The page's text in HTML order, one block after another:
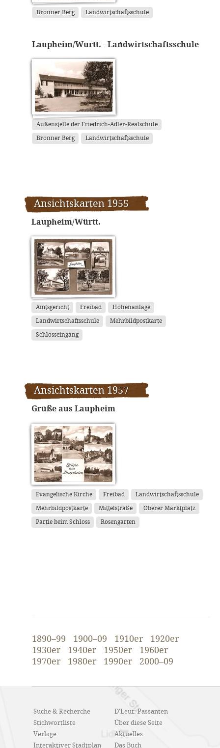
Bronner Berg Landwirtschaftsschule
Laupheim/Württ. - Landwirtschaftsschule
Außenstelle der Friedrich-Adler-Realschule
Bronner Berg Landwirtschaftsschule
Ansichtskarten 1955
Laupheim/Württ.
Amtsgericht Freibad Höhenanlage
Landwirtschaftsschule Mehrbildpostkarte
Schlosseingang
Ansichtskarten 1957
Grüße aus Laupheim
Evangelische Kirche Freibad Landwirtschaftsschule
Mehrbildpostkarte Mittelstraße Oberer Marktplatz
Partie beim Schloss Rosengarten
1890–99 1900–09 1910er
1920er
1930er
1940er 1950er
1960er
1970er
1980er 1990er 2000–09
Suche & Recherche
Stichwortliste
Verlage
Interaktiver Stadtplan
D'Leut: Passanten
Über diese Seite
Aktuelles
Das Buch